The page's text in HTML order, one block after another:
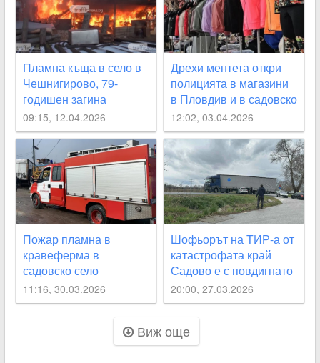
Пламна къща в село в
Чешнигирово, 79-
годишен загина
09:15, 12.04.2026
Дрехи ментета откри
полицията в магазини
в Пловдив и в садовско
село
12:02, 03.04.2026
Пожар пламна в
кравеферма в
садовско село
11:16, 30.03.2026
Шофьорът на ТИР-а от
катастрофата край
Садово е с повдигнато
обвинение
20:00, 27.03.2026
Виж още